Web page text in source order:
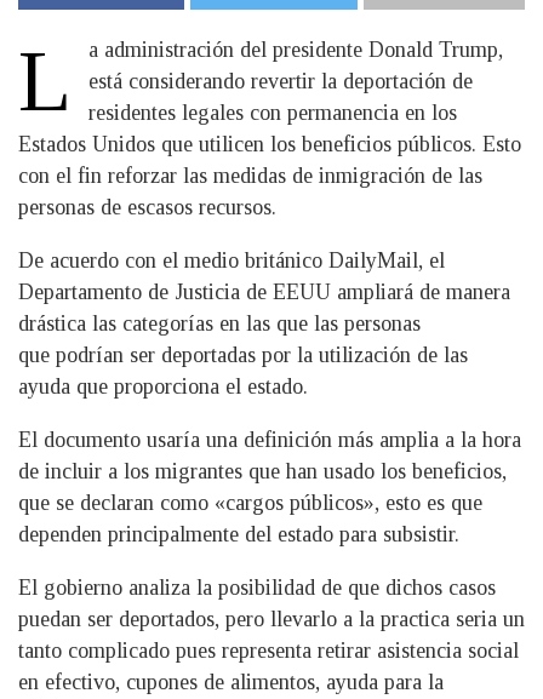
L
a administración del presidente Donald Trump,
está considerando revertir la deportación de
residentes legales con permanencia en los
Estados Unidos que utilicen los beneficios públicos. Esto
con el fin reforzar las medidas de inmigración de las
personas de escasos recursos.
De acuerdo con el medio británico DailyMail, el
Departamento de Justicia de EEUU ampliará de manera
drástica las categorías en las que las personas
que podrían ser deportadas por la utilización de las
ayuda que proporciona el estado.
El documento usaría una definición más amplia a la hora
de incluir a los migrantes que han usado los beneficios,
que se declaran como «cargos públicos», esto es que
dependen principalmente del estado para subsistir.
El gobierno analiza la posibilidad de que dichos casos
puedan ser deportados, pero llevarlo a la practica seria un
tanto complicado pues representa retirar asistencia social
en efectivo, cupones de alimentos, ayuda para la